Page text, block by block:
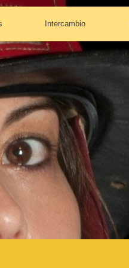
Intercambio